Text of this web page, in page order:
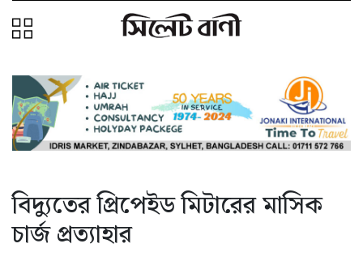
বিদ্যুতের প্রিপেইড মিটারের মাসিক
চার্জ প্রত্যাহার